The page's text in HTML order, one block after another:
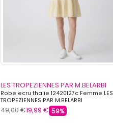
LES TROPEZIENNES PAR M.BELARBI
Robe ecru thalie 12420127c Femme LES
TROPEZIENNES PAR M.BELARBI
49,00 €19,99 € 59%